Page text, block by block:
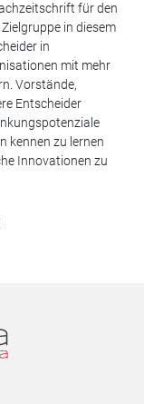
für den
in diesem
in
mit mehr
Vorstände,
Entscheider
kennen zu lernen
Innovationen zu